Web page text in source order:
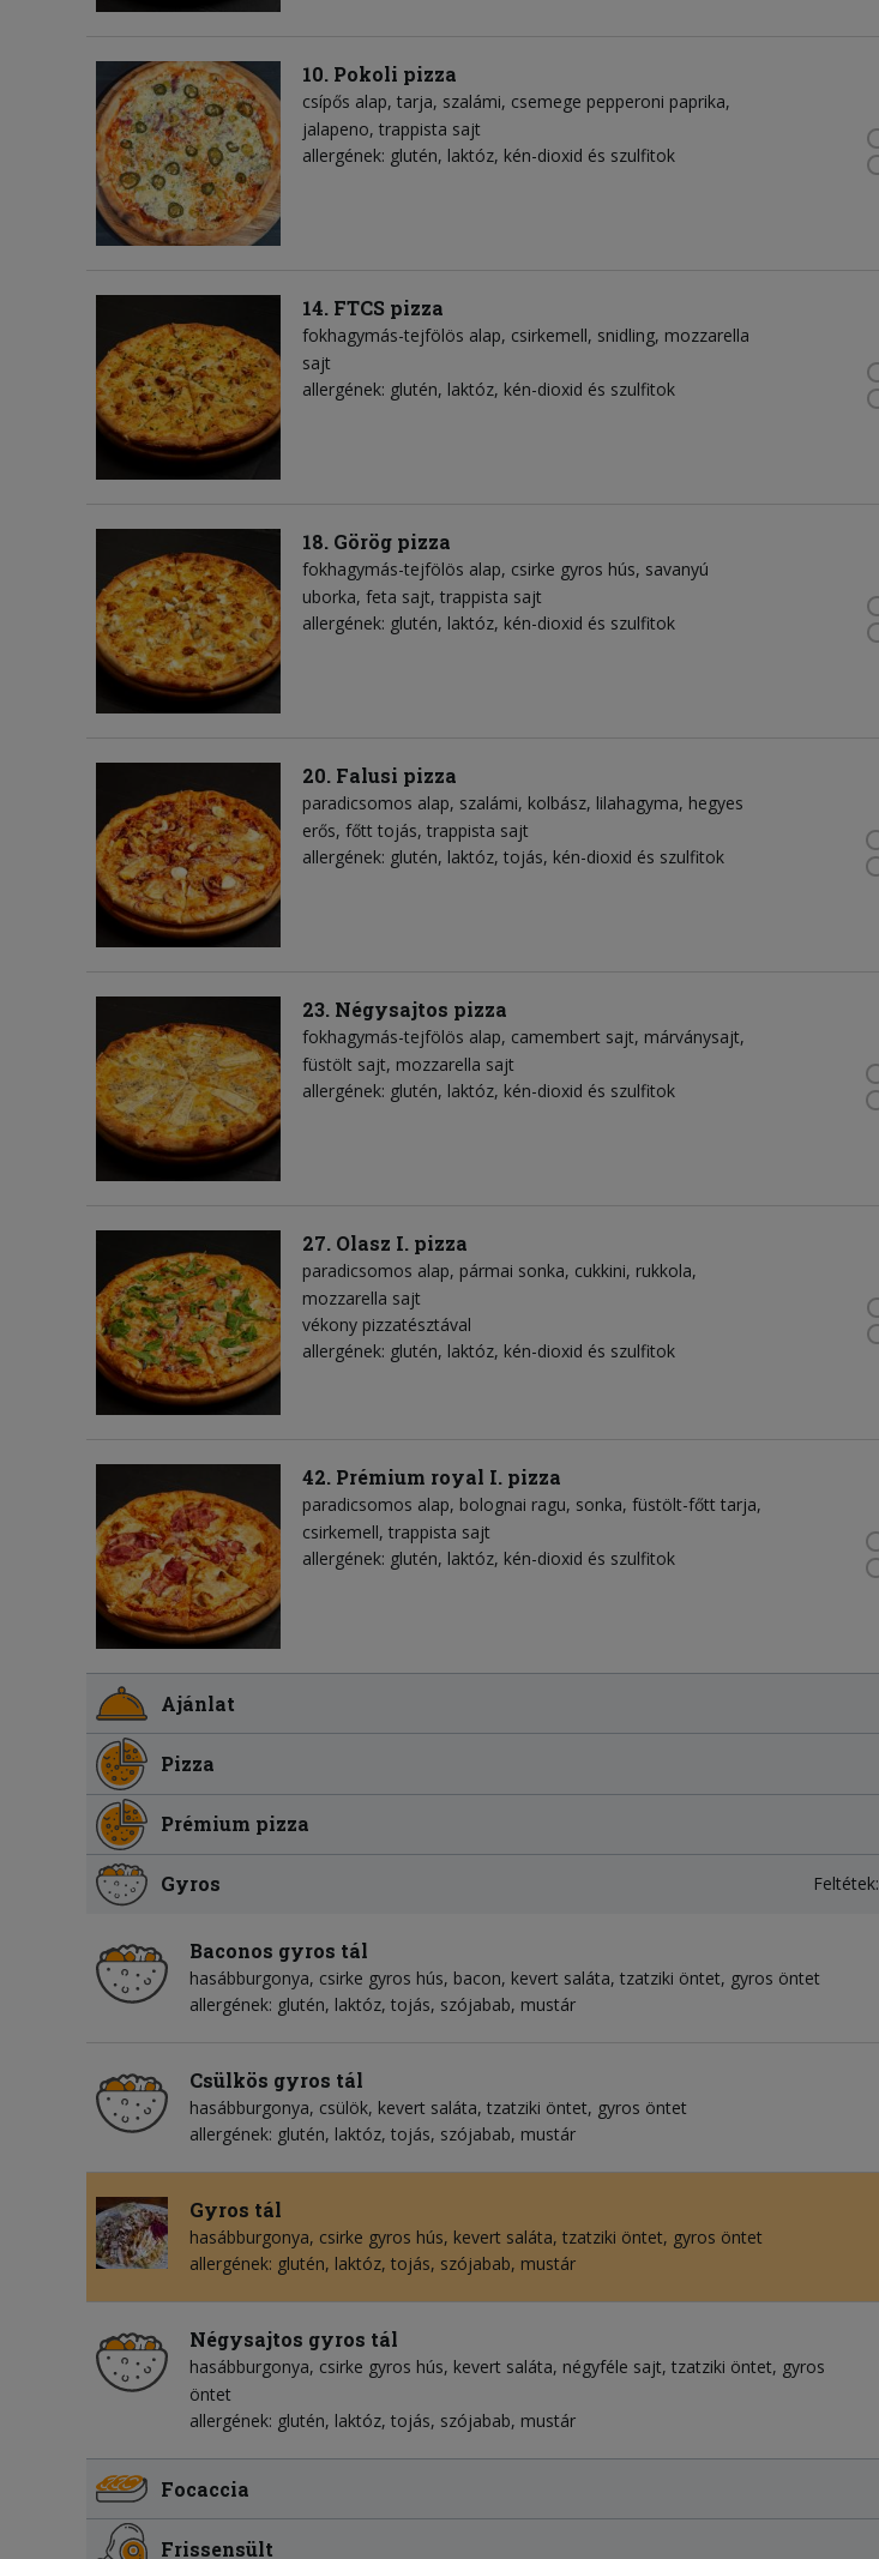
10. Pokoli pizza
csípős alap tarja szalámi csemege pepperoni paprika
jalapeno trappista sajt
allergének: glutén, laktóz, kén-dioxid és szulfitok
14. FTCS pizza
fokhagymás-tejfölös alap csirkemell snidling mozzarella
sajt
allergének: glutén, laktóz, kén-dioxid és szulfitok
18. Görög pizza
fokhagymás-tejfölös alap csirke gyros hús savanyú
uborka feta sajt trappista sajt
allergének: glutén, laktóz, kén-dioxid és szulfitok
20. Falusi pizza
paradicsomos alap szalámi kolbász lilahagyma hegyes
erős főtt tojás trappista sajt
allergének: glutén, laktóz, tojás, kén-dioxid és szulfitok
23. Négysajtos pizza
fokhagymás-tejfölös alap camembert sajt márványsajt
füstölt sajt mozzarella sajt
allergének: glutén, laktóz, kén-dioxid és szulfitok
27. Olasz I. pizza
paradicsomos alap pármai sonka cukkini rukkola
mozzarella sajt
vékony pizzatésztával
allergének: glutén, laktóz, kén-dioxid és szulfitok
42. Prémium royal I. pizza
paradicsomos alap bolognai ragu sonka füstölt-főtt tarja
csirkemell trappista sajt
allergének: glutén, laktóz, kén-dioxid és szulfitok
Ajánlat
Pizza
Prémium pizza
Gyros Feltétek:
Baconos gyros tál
hasábburgonya csirke gyros hús bacon kevert saláta tzatziki öntet gyros öntet
allergének: glutén, laktóz, tojás, szójabab, mustár
Csülkös gyros tál
hasábburgonya csülök kevert saláta tzatziki öntet gyros öntet
allergének: glutén, laktóz, tojás, szójabab, mustár
Gyros tál
hasábburgonya csirke gyros hús kevert saláta tzatziki öntet gyros öntet
allergének: glutén, laktóz, tojás, szójabab, mustár
Négysajtos gyros tál
hasábburgonya csirke gyros hús kevert saláta négyféle sajt tzatziki öntet gyros
öntet
allergének: glutén, laktóz, tojás, szójabab, mustár
Focaccia
Frissensült